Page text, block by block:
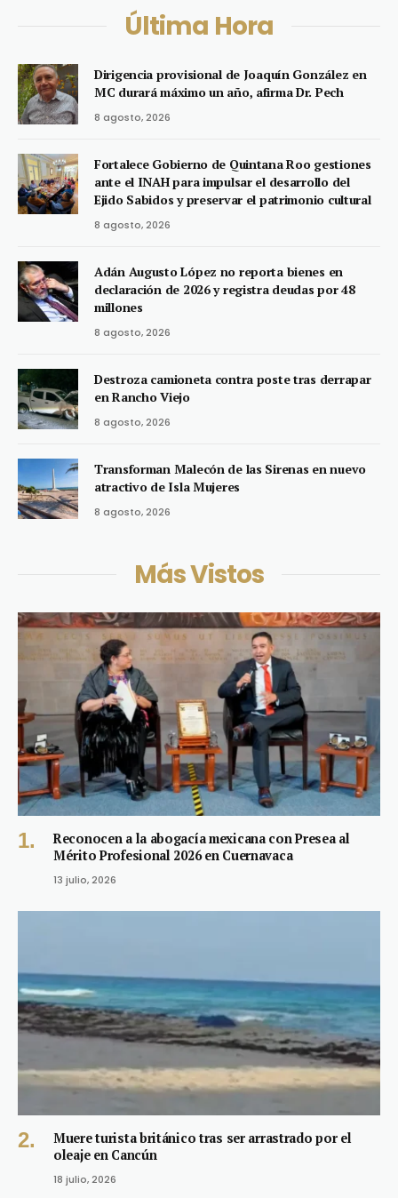
Última Hora
Dirigencia provisional de Joaquín González en
MC durará máximo un año, afirma Dr. Pech
8 agosto, 2026
Fortalece Gobierno de Quintana Roo gestiones
ante el INAH para impulsar el desarrollo del
Ejido Sabidos y preservar el patrimonio cultural
8 agosto, 2026
Adán Augusto López no reporta bienes en
declaración de 2026 y registra deudas por 48
millones
8 agosto, 2026
Destroza camioneta contra poste tras derrapar
en Rancho Viejo
8 agosto, 2026
Transforman Malecón de las Sirenas en nuevo
atractivo de Isla Mujeres
8 agosto, 2026
Más Vistos
Reconocen a la abogacía mexicana con Presea al
Mérito Profesional 2026 en Cuernavaca
13 julio, 2026
Muere turista británico tras ser arrastrado por el
oleaje en Cancún
18 julio, 2026